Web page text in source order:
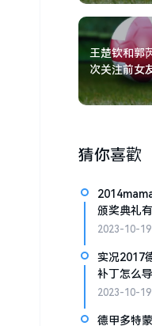
王楚钦和郭
次关注前女
猜你喜歡
颁奖典礼
2023-10-19
实况2017
补丁怎么
2023-10-19
德甲多特